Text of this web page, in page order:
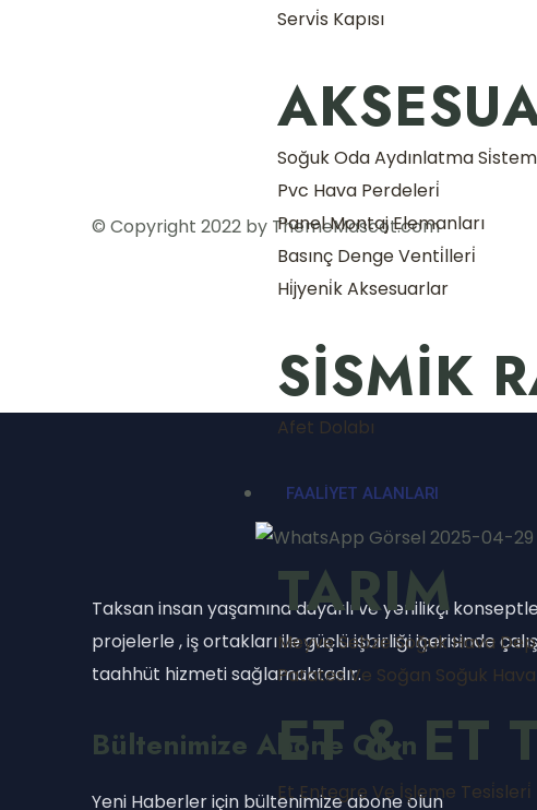
Servi̇s Kapısı
Soğuk Oda Aydınlatma
Pvc Hava Perdeleri̇
Panel Montaj Elemanları
Basınç Denge Venti̇lleri̇
Hi̇jyeni̇k Aksesuarlar
SİSMİK
Afet Dolabı
FAALİYET ALANLARI
TARIM
Meyve Sebze Soğuk Hava
Patates Ve Soğan Soğuk
ET & ET
Et Entegre Ve İşleme Tesi̇sleri̇
© Copyright 2022 by ThemeMascot.com
Taksan insan yaşamına duyarlı ve yenilikçi
projelerle , iş ortakları ile güçlü işbirliği içerisinde
taahhüt hizmeti sağlamaktadır.
Bültenimize Abone Olun
Yeni Haberler için bültenimize abone olun